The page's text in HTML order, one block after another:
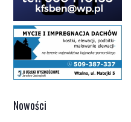
Nowości